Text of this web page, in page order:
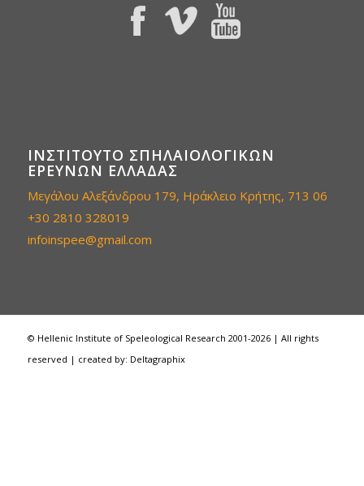
ΙΝΣΤΙΤΟΎΤΟ ΣΠΗΛΑΙΟΛΟΓΙΚΏΝ
ΕΡΕΥΝΏΝ ΕΛΛΆΔΑΣ
Μεγάλου Αλεξάνδρου 179, Ηράκλειο Κρήτης, 713 06
+30 2810 328019
infoinspee@gmail.com
© Hellenic Institute of Speleological Research 2001-2026 | All rights
reserved | created by: Deltagraphix